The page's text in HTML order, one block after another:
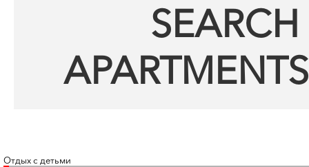
Отдых с детьми